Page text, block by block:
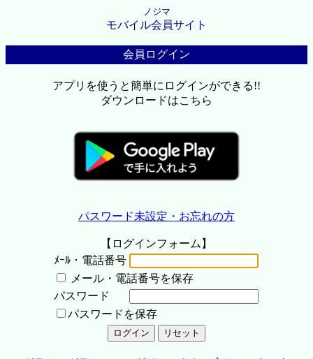
ノジマ
モバイル会員サイト
会員ログイン
アプリを使うと簡単にログインができる!!
ダウンロードはこちら
パスワード未設定・お忘れの方
【ログインフォーム】
ﾒｰﾙ・電話番号
メール・電話番号を保存
パスワード
パスワードを保存